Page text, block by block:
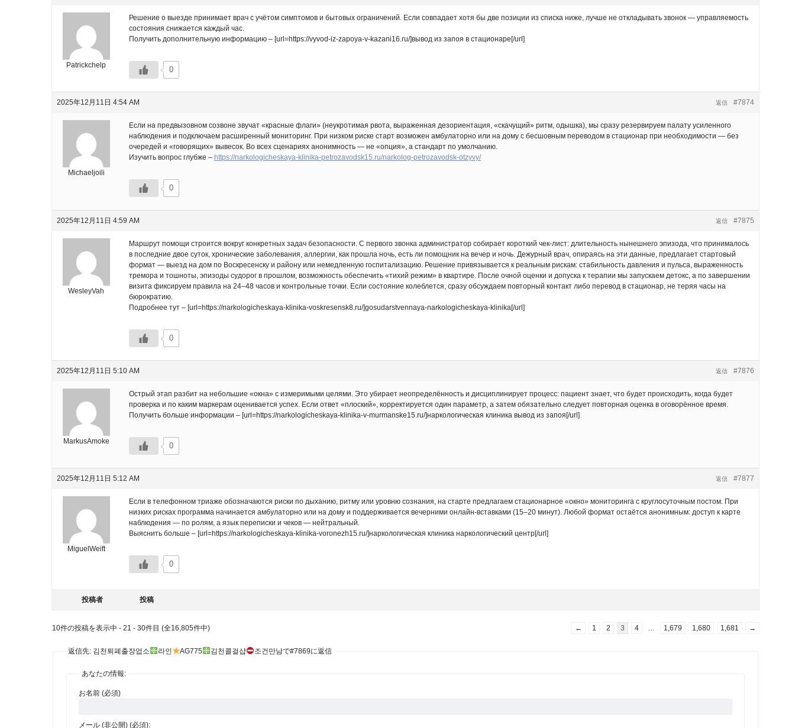
Patrickchelp
Решение о выезде принимает врач с учётом симптомов и бытовых ограничений. Если совпадает хотя бы две позиции из списка ниже, лучше не откладывать звонок — управляемость
состояния снижается каждый час.
Получить дополнительную информацию – [url=https://vyvod-iz-zapoya-v-kazani16.ru/]вывод из запоя в стационаре[/url]
0
2025年12月11日 4:54 AM #7874
返信
Michaeljoili
Если на предвызовном созвоне звучат «красные флаги» (неукротимая рвота, выраженная дезориентация, «скачущий» ритм, одышка), мы сразу резервируем палату усиленного
наблюдения и подключаем расширенный мониторинг. При низком риске старт возможен амбулаторно или на дому с бесшовным переводом в стационар при необходимости — без
очередей и «говорящих» вывесок. Во всех сценариях анонимность — не «опция», а стандарт по умолчанию.
Изучить вопрос глубже – https://narkologicheskaya-klinika-petrozavodsk15.ru/narkolog-petrozavodsk-otzyvy/
0
2025年12月11日 4:59 AM #7875
返信
WesleyVah
Маршрут помощи строится вокруг конкретных задач безопасности. С первого звонка администратор собирает короткий чек-лист: длительность нынешнего эпизода, что принималось
в последние двое суток, хронические заболевания, аллергии, как прошла ночь, есть ли помощник на вечер и ночь. Дежурный врач, опираясь на эти данные, предлагает стартовый
формат — выезд на дом по Воскресенску и району или немедленную госпитализацию. Решение привязывается к реальным рискам: стабильность давления и пульса, выраженность
тремора и тошноты, эпизоды судорог в прошлом, возможность обеспечить «тихий режим» в квартире. После очной оценки и допуска к терапии мы запускаем детокс, а по завершении
визита фиксируем правила на 24–48 часов и контрольные точки. Если состояние колеблется, сразу обсуждаем повторный контакт либо перевод в стационар, не теряя часы на
бюрократию.
Подробнее тут – [url=https://narkologicheskaya-klinika-voskresensk8.ru/]gosudarstvennaya-narkologicheskaya-klinika[/url]
0
2025年12月11日 5:10 AM #7876
返信
MarkusAmoke
Острый этап разбит на небольшие «окна» с измеримыми целями. Это убирает неопределённость и дисциплинирует процесс: пациент знает, что будет происходить, когда будет
проверка и по каким маркерам оценивается успех. Если ответ «плоский», корректируется один параметр, а затем обязательно следует повторная оценка в оговорённое время.
Получить больше информации – [url=https://narkologicheskaya-klinika-v-murmanske15.ru/]наркологическая клиника вывод из запоя[/url]
0
2025年12月11日 5:12 AM #7877
返信
MiguelWeift
Если в телефонном триаже обозначаются риски по дыханию, ритму или уровню сознания, на старте предлагаем стационарное «окно» мониторинга с круглосуточным постом. При
низких рисках программа начинается амбулаторно или на дому и поддерживается вечерними онлайн-вставками (15–20 минут). Любой формат остаётся анонимным: доступ к карте
наблюдения — по ролям, а язык переписки и чеков — нейтральный.
Выяснить больше – [url=https://narkologicheskaya-klinika-voronezh15.ru/]наркологическая клиника наркологический центр[/url]
0
投稿者 投稿
10件の投稿を表示中 - 21 - 30件目 (全16,805件中) ← 1 2 3 4 … 1,679 1,680 1,681 →
返信先: 김천퇴폐출장업소 라인 AG775 김천콜걸샵 조건만남で#7869に返信
あなたの情報:
お名前 (必須)
メール (非公開) (必須):